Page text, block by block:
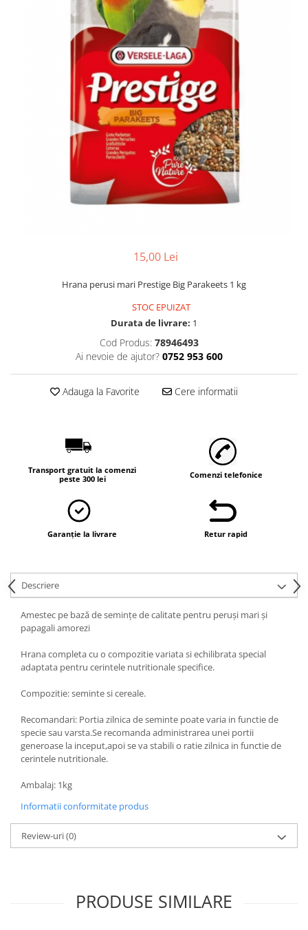
15,00 Lei
Hrana perusi mari Prestige Big Parakeets 1 kg
STOC EPUIZAT
Durata de livrare: 1
Cod Produs: 78946493
Ai nevoie de ajutor? 0752 953 600
Adauga la Favorite Cere informatii
Transport gratuit la comenzi
peste 300 lei
Comenzi telefonice
Garanție la livrare Retur rapid
Descriere
Amestec pe bază de semințe de calitate pentru peruși mari și
papagali amorezi
Hrana completa cu o compozitie variata si echilibrata special
adaptata pentru cerintele nutritionale specifice.
Compozitie: seminte si cereale.
Recomandari: Portia zilnica de seminte poate varia in functie de
specie sau varsta.Se recomanda administrarea unei portii
generoase la inceput,apoi se va stabili o ratie zilnica in functie de
cerintele nutritionale.
Ambalaj: 1kg
Informatii conformitate produs
Review-uri(0)
PRODUSE SIMILARE